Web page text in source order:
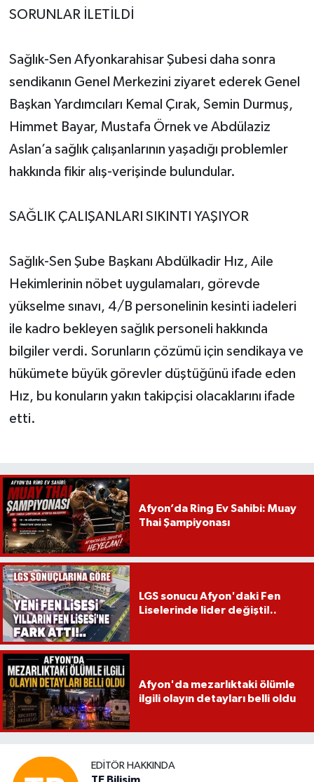
SORUNLAR İLETİLDİ
Sağlık-Sen Afyonkarahisar Şubesi daha sonra
sendikanın Genel Merkezini ziyaret ederek Genel
Başkan Yardımcıları Kemal Çırak, Semin Durmuş,
Himmet Bayar, Mustafa Örnek ve Abdülaziz
Aslan’a sağlık çalışanlarının yaşadığı problemler
hakkında fikir alış-verişinde bulundular.
SAĞLIK ÇALIŞANLARI SIKINTI YAŞIYOR
Sağlık-Sen Şube Başkanı Abdülkadir Hız, Aile
Hekimlerinin nöbet uygulamaları, görevde
yükselme sınavı, 4/B personelinin kesinti iadeleri
ile kadro bekleyen sağlık personeli hakkında
bilgiler verdi. Sorunların çözümü için sendikaya ve
hükümete büyük görevler düştüğünü ifade eden
Hız, bu konuların yakın takipçisi olacaklarını ifade
etti.
Afyon’da Ring Ev Sahibi: Muay
Thai Şampiyonası
LGS sonucu Afyon'daki Fen
Liselerinde lider değişti!..
Afyon'da mezarlıktaki ölümle
ilgili olayın detayları belli oldu
EDITÖR HAKKINDA
TE Bilisim